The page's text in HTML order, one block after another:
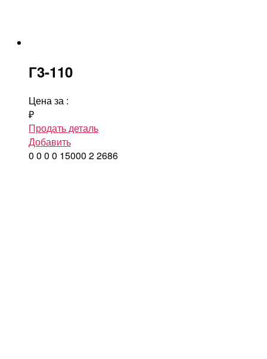
Г3-110
Цена за :
₽
Продать деталь
Добавить
0 0 0 0 15000 22686